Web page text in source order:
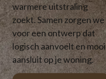
warmere uitstraling
zoekt. Samen zorgen we
voor een ontwerp dat
logisch aanvoelt en mooi
aansluit op je woning.